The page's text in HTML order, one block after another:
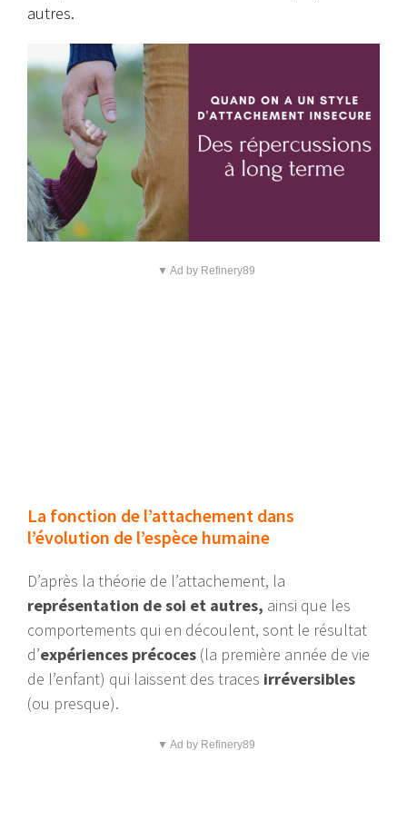
autres.
▼ Ad by Refinery89
La fonction de l’attachement dans
l’évolution de l’espèce humaine
D’après la théorie de l’attachement, la
représentation de soi et autres, ainsi que les
comportements qui en découlent, sont le résultat
d’expériences précoces (la première année de vie
de l’enfant) qui laissent des traces irréversibles
(ou presque).
▼ Ad by Refinery89